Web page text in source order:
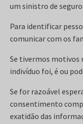
um sinistro de seguro
Para identificar
comunicar com os
Se tivermos motivos
indivíduo foi, é ou
Se for razoável
consentimento
exatidão das